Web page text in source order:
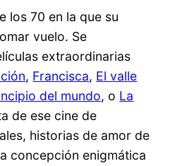
los 70 en la que su
vuelo. Se
extraordinarias
, Francisca, El valle
del mundo, o La
de ese cine de
historias de amor de
concepción enigmática